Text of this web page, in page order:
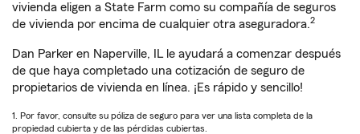
vivienda eligen a State Farm como su compañía de seguros
de vivienda por encima de cualquier otra aseguradora.2
Dan Parker en Naperville, IL le ayudará a comenzar después
de que haya completado una cotización de seguro de
propietarios de vivienda en línea. ¡Es rápido y sencillo!
1. Por favor, consulte su póliza de seguro para ver una lista completa de la
propiedad cubierta y de las pérdidas cubiertas.